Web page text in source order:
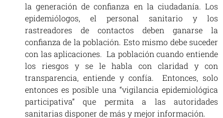
la generación de confianza en la ciudadanía. Los
epidemiólogos, el personal sanitario y los
rastreadores de contactos deben ganarse la
confianza de la población. Esto mismo debe suceder
con las aplicaciones. La población cuando entiende
los riesgos y se le habla con claridad y con
transparencia, entiende y confía. Entonces, solo
entonces es posible una “vigilancia epidemiológica
participativa” que permita a las autoridades
sanitarias disponer de más y mejor información.